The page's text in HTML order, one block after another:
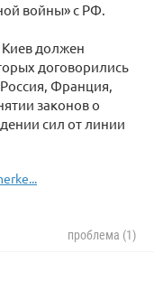
войны» с РФ.
должен
договорились
Франция,
законов о
сил от линии
проблема (1)